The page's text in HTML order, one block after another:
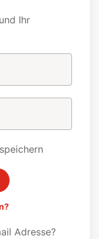
Ihr
Adresse?